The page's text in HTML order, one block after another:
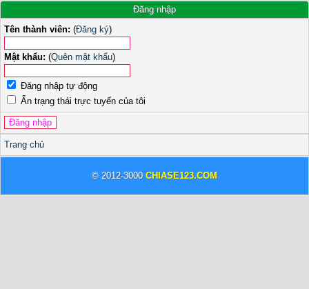
Đăng nhập
Tên thành viên: (Đăng ký)
Mật khẩu: (Quên mật khẩu)
Đăng nhập tự động
Ẩn trạng thái trực tuyến của tôi
Trang chủ
© 2012-3000 CHIASE123.COM